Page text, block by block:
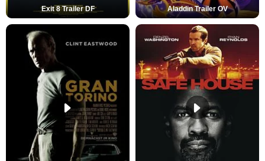
Exit 8 Trailer DF Aladdin Trailer OV